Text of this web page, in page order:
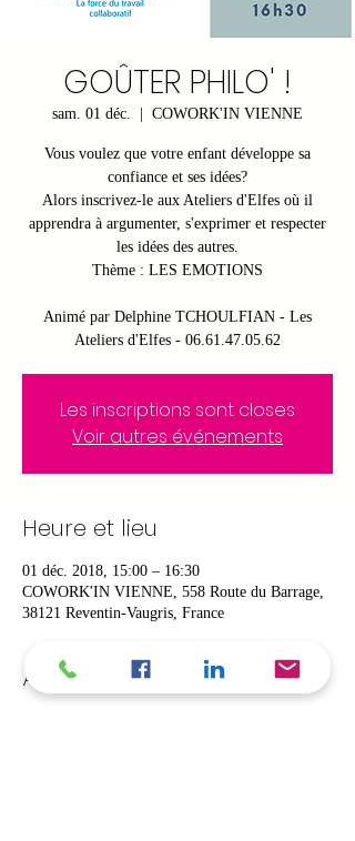
GOÛTER PHILO' !
sam. 01 déc. COWORK'IN VIENNE
Vous voulez que votre enfant développe sa
confiance et ses idées?
Alors inscrivez-le aux Ateliers d'Elfes où il
apprendra à argumenter, s'exprimer et respecter
les idées des autres.
Thème : LES EMOTIONS
Animé par Delphine TCHOULFIAN - Les
Ateliers d'Elfes - 06.61.47.05.62
Les inscriptions sont closes
Voir autres événements
Heure et lieu
01 déc. 2018, 15:00 – 16:30
COWORK'IN VIENNE, 558 Route du Barrage,
38121 Reventin-Vaugris, France
À propos de l'événement